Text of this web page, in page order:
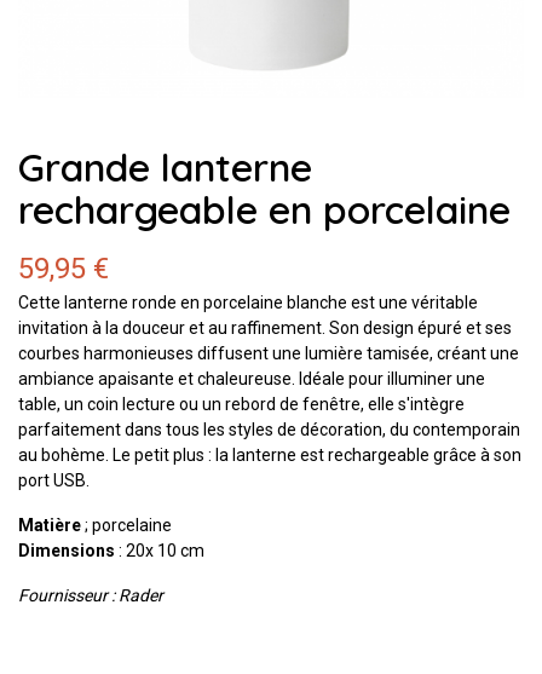
Grande lanterne
rechargeable en porcelaine
59,95 €
Cette lanterne ronde en porcelaine blanche est une véritable
invitation à la douceur et au raffinement. Son design épuré et ses
courbes harmonieuses diffusent une lumière tamisée, créant une
ambiance apaisante et chaleureuse. Idéale pour illuminer une
table, un coin lecture ou un rebord de fenêtre, elle s'intègre
parfaitement dans tous les styles de décoration, du contemporain
au bohème. Le petit plus : la lanterne est rechargeable grâce à son
port USB.
Matière; porcelaine
Dimensions : 20x 10 cm
Fournisseur : Rader